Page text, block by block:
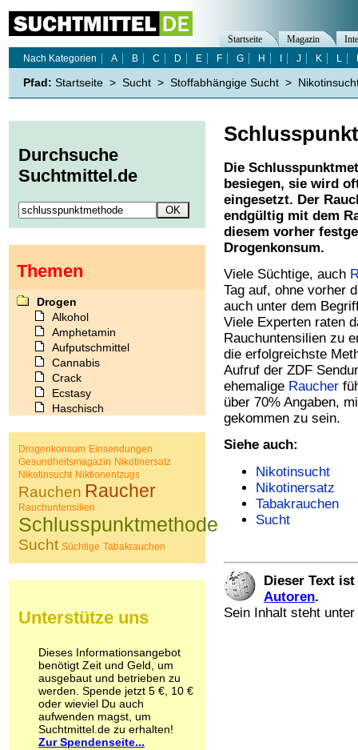
Die
besiegen, sie wird
eingesetzt. Der
endgültig mit dem
diesem vorher
Drogenkonsum.
Viele Süchtige, auch
Tag auf, ohne vorher
auch unter dem
Viele Experten raten
Rauchuntensilien zu
die erfolgreichste
Aufruf der ZDF
ehemalige Raucher
über 70% Angaben,
gekommen zu sein.
Siehe auch:
Nikotinsucht
Nikotinersatz
Tabakrauchen
Sucht
Dieser Text
Autoren.
Sein Inhalt steht
Startseite Magazin
Nach Kategorien
A B C D E F G H J K L
Pfad: Startseite > Sucht > Stoffabhängige Sucht >
Durchsuche
Suchtmittel.de
Themen
Drogen
Alkohol
Amphetamin
Aufputschmittel
Cannabis
Crack
Ecstasy
Haschisch
Koffein
Kokain
Lachgas
LSD
Marihuana
Medikamente
Meskalin
Nikotin
Pilze
Poppers
Psychopharmaka
Schlafmittel
Schmerzmittel
Schnüffelstoffe
Spice
Drogenkonsum Einsendungen
Gesundheitsmagazin Nikotinersatz
Nikotinsucht Niktionentzugs
Rauchen Raucher
Rauchuntensilien
Schlusspunktmethode
Sucht Süchtige Tabakrauchen
Unterstütze uns
Dieses Informationsangebot
benötigt Zeit und Geld, um
ausgebaut und betrieben zu
werden. Spende jetzt 5 €, 10 €
oder wieviel Du auch
aufwenden magst, um
Suchtmittel.de zu erhalten!
Zur Spendenseite...